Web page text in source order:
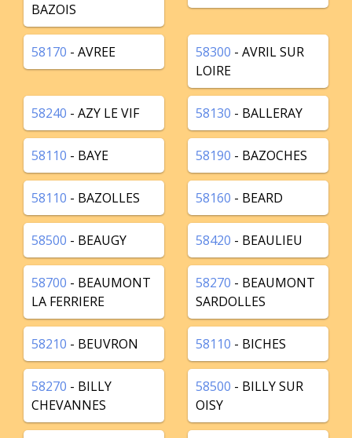
BAZOIS
58170 - AVREE 58300 - AVRIL SUR
LOIRE
58240 - AZY LE VIF 58130 - BALLERAY
58110 - BAYE 58190 - BAZOCHES
58110 - BAZOLLES 58160 - BEARD
58500 - BEAUGY 58420 - BEAULIEU
58700 - BEAUMONT
LA FERRIERE
58270 - BEAUMONT
SARDOLLES
58210 - BEUVRON 58110 - BICHES
58270 - BILLY
CHEVANNES
58500 - BILLY SUR
OISY